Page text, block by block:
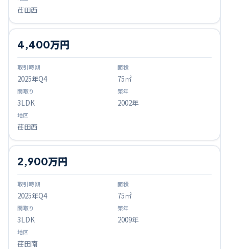
荏田西
2025年Q4
4,400万円
75㎡
3LDK 2002年
荏田西
2025年Q4
2,900万円
75㎡
3LDK 2009年
荏田南